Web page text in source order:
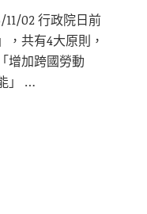
02 行政院日前
，共有4大原則，
增加跨國勞動
」 …